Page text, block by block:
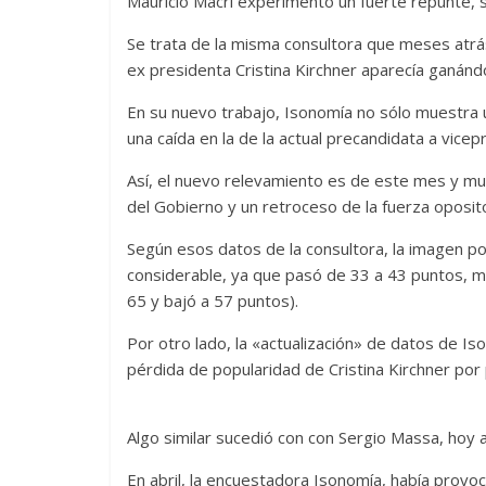
Se trata de la misma consultora que meses
ex presidenta Cristina Kirchner aparecía
En su nuevo trabajo, Isonomía no sólo
una caída en la de la actual precandidata a
Así, el nuevo relevamiento es de este mes y
del Gobierno y un retroceso de la fuerza
Según esos datos de la consultora, la imagen
considerable, ya que pasó de 33 a 43 puntos,
65 y bajó a 57 puntos).
Por otro lado, la «actualización» de datos de
pérdida de popularidad de Cristina Kirchner
Algo similar sucedió con con Sergio Massa,
En abril, la encuestadora Isonomía, había